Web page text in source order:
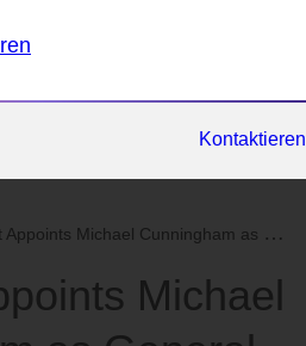
Kontaktieren
Michael Cunningham as General Counsel...
Michael